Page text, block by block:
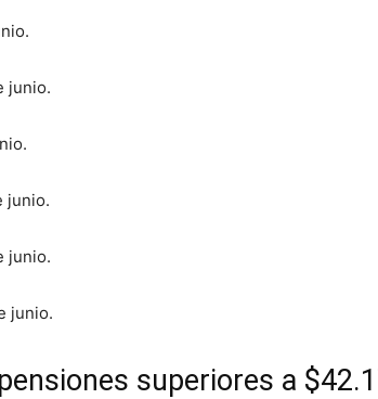
junio.
junio.
junio.
junio.
superiores a